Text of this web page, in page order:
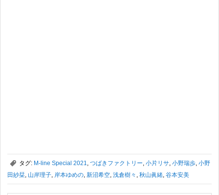
, タグ: M-line Special 2021, つばきファクトリー, 小片リサ, 小野瑞歩, 小野
田紗栞, 山岸理子, 岸本ゆめの, 新沼希空, 浅倉樹々 , 秋山眞緒, 谷本安美